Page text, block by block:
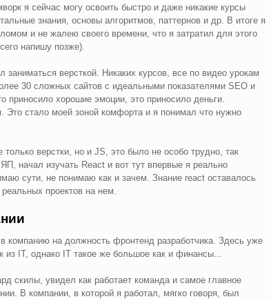
я сейчас могу освоить быстро и даже никакие курсы
знания, основы алгоритмов, паттернов и др. В итоге я
и не жалею своего времени, что я затратил для этого
напишу позже).
заниматься версткой. Никаких курсов, все по видео урокам
30 сложных сайтов с идеальными показателями SEO и
приносило хорошие эмоции, это приносило деньги.
Это стало моей зоной комфорта и я понимал что нужно
верстки, но и JS, это было не особо трудно, так
начал изучать React и вот тут впервые я реально
сути, не понимаю как и зачем. Знание react оставалось
проектов на нем.
компанию на должность фронтенд разработчика. Здесь уже
из IT, однако IT такое же большое как и финансы...
скилы, увидел как работает команда и самое главное
В компании, в которой я работал, мягко говоря, был